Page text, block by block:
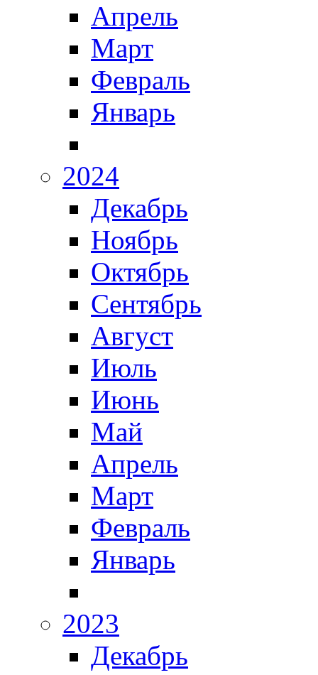
Апрель
Март
Февраль
Январь
2024
Декабрь
Ноябрь
Октябрь
Сентябрь
Август
Июль
Июнь
Май
Апрель
Март
Февраль
Январь
2023
Декабрь